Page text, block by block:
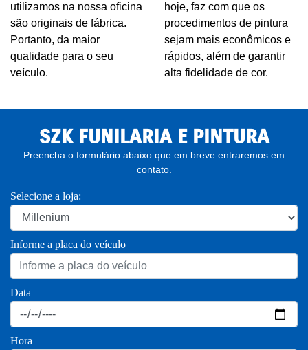
utilizamos na nossa oficina
são originais de fábrica.
Portanto, da maior
qualidade para o seu
veículo.
hoje, faz com que os
procedimentos de pintura
sejam mais econômicos e
rápidos, além de garantir
alta fidelidade de cor.
SZK FUNILARIA E PINTURA
Preencha o formulário abaixo que em breve entraremos em
contato.
Selecione a loja:
Informe a placa do veículo
Data
Hora